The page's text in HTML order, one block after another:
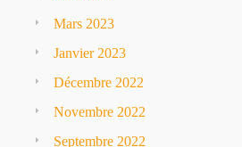
Mars 2023
Janvier 2023
Décembre 2022
Novembre 2022
Septembre 2022